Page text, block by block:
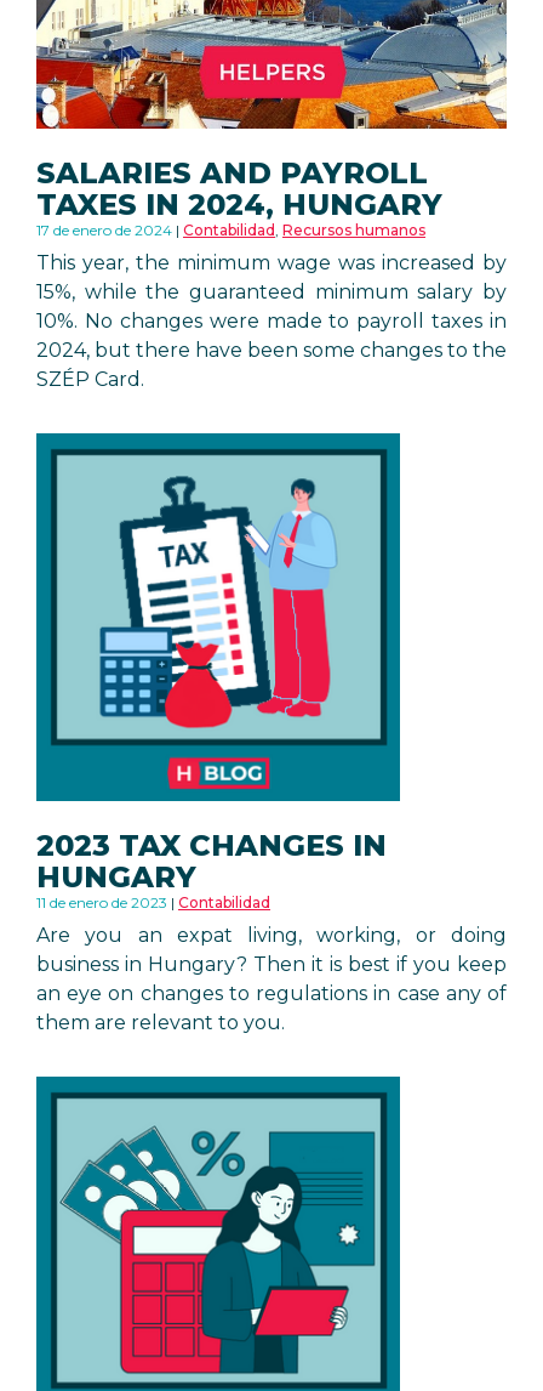
SALARIES AND PAYROLL
TAXES IN 2024, HUNGARY
17 de enero de 2024 Contabilidad, Recursos humanos
This year, the minimum wage was increased by
15%, while the guaranteed minimum salary by
10%. No changes were made to payroll taxes in
2024, but there have been some changes to the
SZÉP Card.
2023 TAX CHANGES IN
HUNGARY
11 de enero de 2023 Contabilidad
Are you an expat living, working, or doing
business in Hungary? Then it is best if you keep
an eye on changes to regulations in case any of
them are relevant to you.